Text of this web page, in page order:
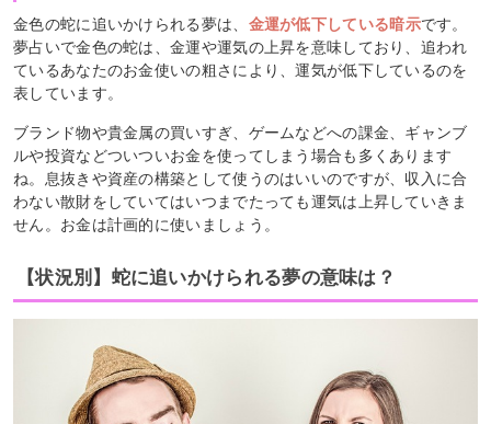
金色の蛇に追いかけられる夢は、 金運が低下している暗示です。
夢占いで金色の蛇は、金運や運気の上昇を意味しており、追われ
ているあなたのお金使いの粗さにより、運気が低下しているのを
表しています。
ブランド物や貴金属の買いすぎ、ゲームなどへの課金、ギャンブ
ルや投資などついついお金を使ってしまう場合も多くあります
ね。息抜きや資産の構築として使うのはいいのですが、収入に合
わない散財をしていてはいつまでたっても運気は上昇していきま
せん。お金は計画的に使いましょう。
【状況別】蛇に追いかけられる夢の意味は？